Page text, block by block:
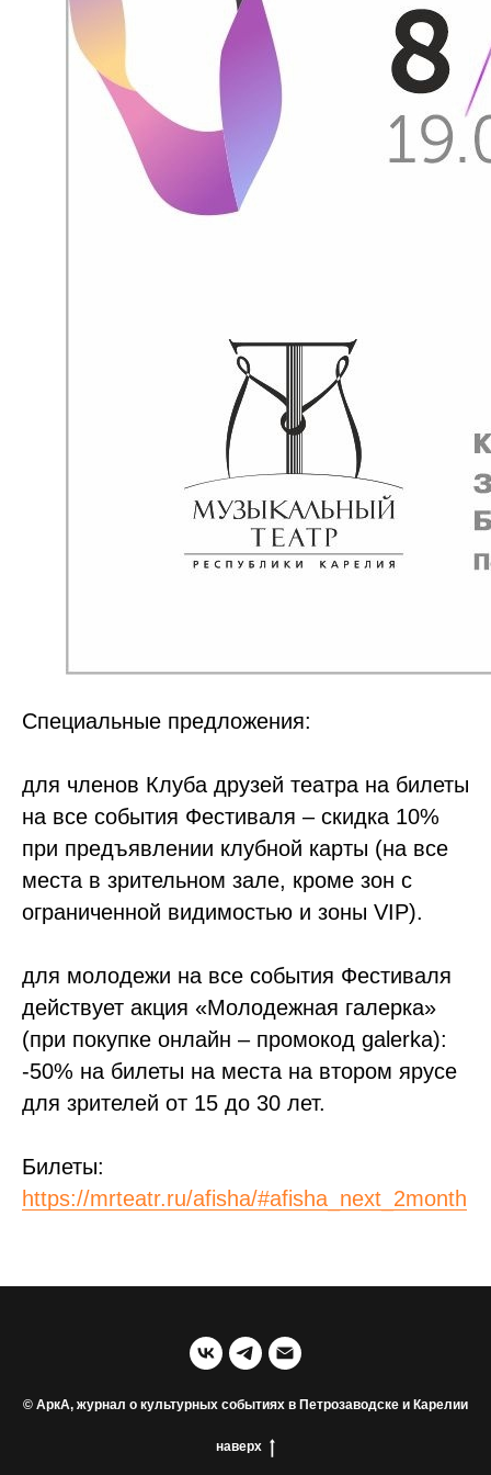
Специальные предложения:
для членов Клуба друзей театра на билеты
на все события Фестиваля – скидка 10%
при предъявлении клубной карты (на все
места в зрительном зале, кроме зон с
ограниченной видимостью и зоны VIP).
для молодежи на все события Фестиваля
действует акция «Молодежная галерка»
(при покупке онлайн – промокод galerka):
-50% на билеты на места на втором ярусе
для зрителей от 15 до 30 лет.
Билеты:
https://mrteatr.ru/afisha/#afisha_next_2month
© АркА, журнал о культурных событиях в Петрозаводске и Карелии
наверх